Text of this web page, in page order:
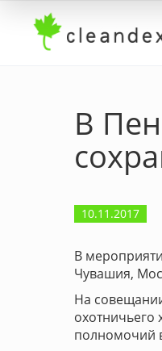
В
10.11.2017
В
Чувашия,
На
охотничьего
полномочий